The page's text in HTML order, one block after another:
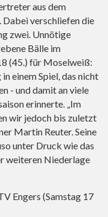
aus dem
verschliefen die
zwei. Unnötige
Bälle im
(45.) für Moselweiß:
einem Spiel, das nicht
- und damit an viele
erinnerte. „Im
wir jedoch bis zuletzt
Martin Reuter. Seine
unter Druck wie das
weiteren Niederlage
Engers (Samstag 17